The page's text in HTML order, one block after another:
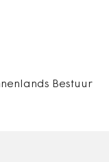
Bestuur